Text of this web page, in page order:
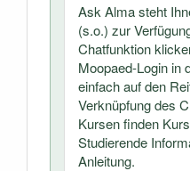
Ask Alma steht
(s.o.) zur
Chatfunktion
Moopaed-Login in
einfach auf den
Verknüpfung des
Kursen finden
Studierende
Anleitung.